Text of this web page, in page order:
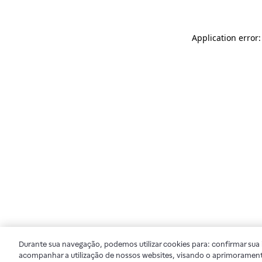
Application
Durante sua navegação, podemos utilizar cookies para: confirmar
acompanhar a utilização de nossos websites, visando o